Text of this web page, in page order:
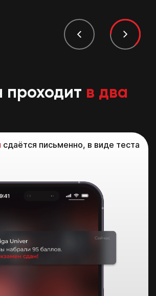
проходит в два
сдаётся письменно, в виде теста